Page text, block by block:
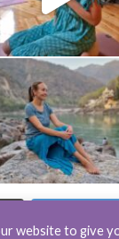
website to give